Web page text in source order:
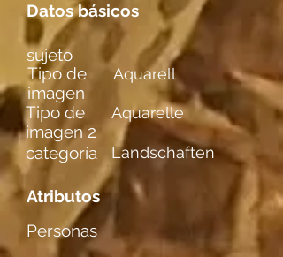
Datos básicos
Tipo de
imagen
Aquarell
Tipo de
imagen 2
Aquarelle
categoría Landschaften
Atributos
Personas
sujeto